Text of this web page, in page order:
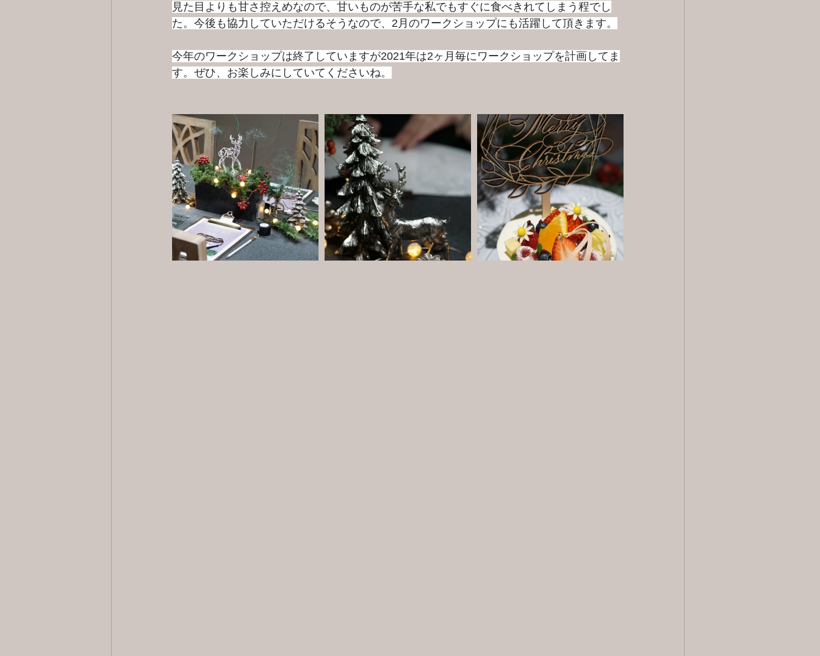
見た目よりも甘さ控えめなので、甘いものが苦手な私でもすぐに食べきれてしまう程でし
た。今後も協力していただけるそうなので、2月のワークショップにも活躍して頂きます。
今年のワークショップは終了していますが2021年は2ヶ月毎にワークショップを計画してま
す。ぜひ、お楽しみにしていてくださいね。